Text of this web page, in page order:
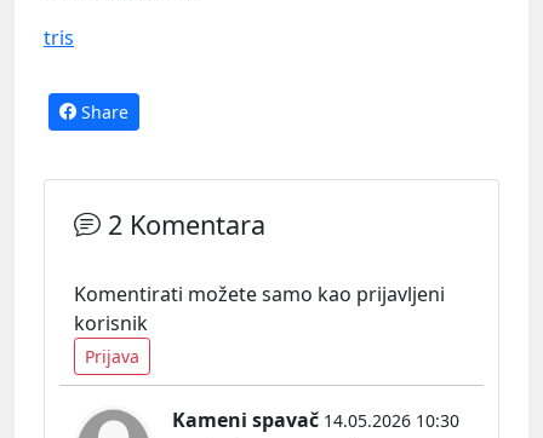
tris
Share
2 Komentara
Komentirati možete samo kao prijavljeni
korisnik
Prijava
Kameni spavač 14.05.2026 10:30